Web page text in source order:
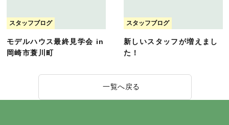
スタッフブログ
モデルハウス最終見学会 in
岡崎市蓑川町
スタッフブログ
新しいスタッフが増えまし
た！
一覧へ戻る